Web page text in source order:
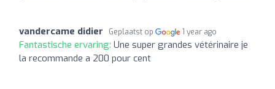
vandercame didier Geplaatst op 1 year ago
Fantastische ervaring: Une super grandes vétérinaire je
la recommande a 200 pour cent